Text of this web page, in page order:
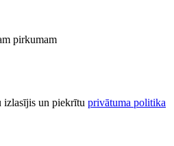
pirkumam
izlasījis un piekrītu privātuma politika